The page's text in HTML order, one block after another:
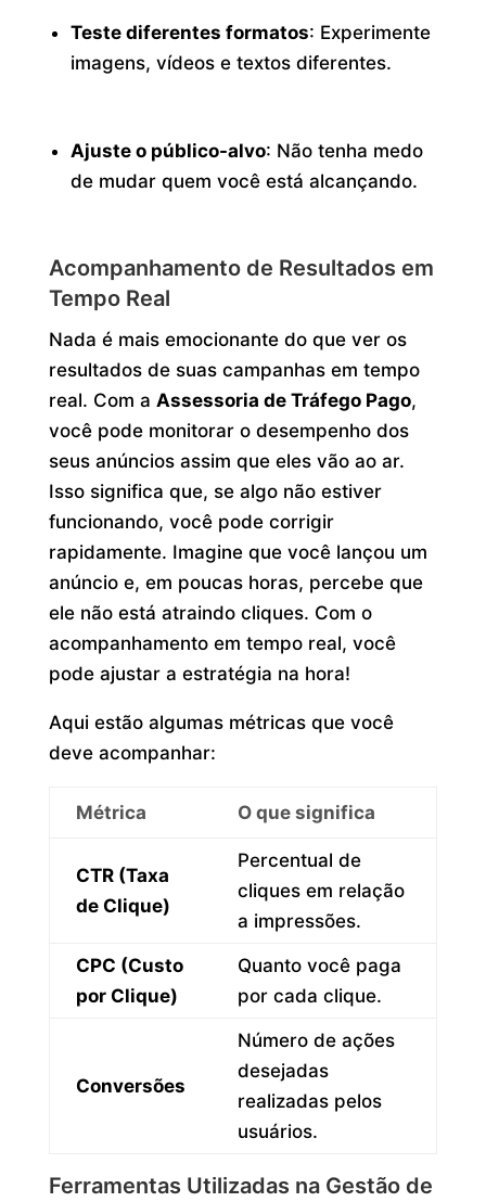
Teste diferentes formatos: Experimente
imagens, vídeos e textos diferentes.
Ajuste o público-alvo: Não tenha medo
de mudar quem você está alcançando.
Acompanhamento de Resultados em
Tempo Real
Nada é mais emocionante do que ver os
resultados de suas campanhas em tempo
real. Com a Assessoria de Tráfego Pago,
você pode monitorar o desempenho dos
seus anúncios assim que eles vão ao ar.
Isso significa que, se algo não estiver
funcionando, você pode corrigir
rapidamente. Imagine que você lançou um
anúncio e, em poucas horas, percebe que
ele não está atraindo cliques. Com o
acompanhamento em tempo real, você
pode ajustar a estratégia na hora!
Aqui estão algumas métricas que você
deve acompanhar:
Métrica O que significa
CTR (Taxa
de Clique)
Percentual de
cliques em relação
a impressões.
CPC (Custo
por Clique)
Quanto você paga
por cada clique.
Conversões
Número de ações
desejadas
realizadas pelos
usuários.
Ferramentas Utilizadas na Gestão de